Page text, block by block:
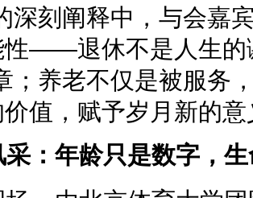
深刻阐释中，与会嘉
性——退休不是人生的
；养老不仅是被服
值，赋予岁月新的意
采：年龄只是数字，